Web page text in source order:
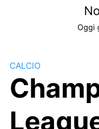
Oggi
CALCIO